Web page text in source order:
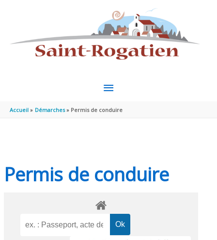
MENU
PRINCIPAL
Accueil Démarches Permis de conduire
Permis de conduire